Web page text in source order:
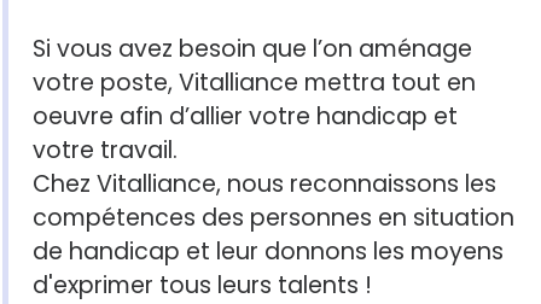
Si vous avez besoin que l’on aménage
votre poste, Vitalliance mettra tout en
oeuvre afin d’allier votre handicap et
votre travail.
Chez Vitalliance, nous reconnaissons les
compétences des personnes en situation
de handicap et leur donnons les moyens
d'exprimer tous leurs talents !